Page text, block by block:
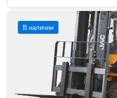
В наличии